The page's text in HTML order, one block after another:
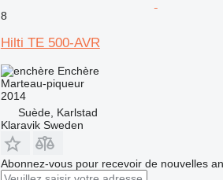
8
Hilti TE 500-AVR
Enchère
Marteau-piqueur
2014
Suède, Karlstad
Klaravik Sweden
Abonnez-vous pour recevoir de nouvelles